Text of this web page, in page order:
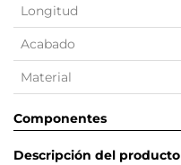
Longitud
Acabado
Material
Componentes
Descripción del producto